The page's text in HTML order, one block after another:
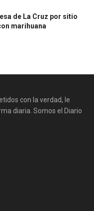
de La Cruz por sitio
marihuana
con la verdad, le
diaria. Somos el Diario